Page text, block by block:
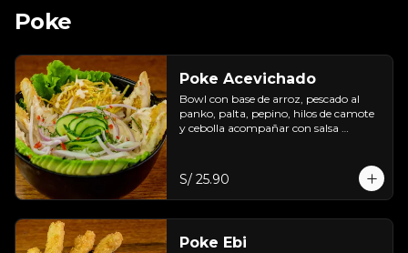
Poke
Poke Acevichado
Bowl con base de arroz, pescado al
panko, palta, pepino, hilos de camote
y cebolla acompañar con salsa
S/ 25.90
Poke Ebi